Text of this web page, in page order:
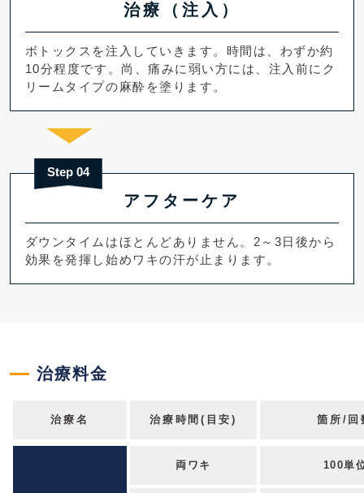
治療（注入）
ボトックスを注入していきます。時間は、わずか約
10分程度です。尚、痛みに弱い方には、注入前にク
リームタイプの麻酔を塗ります。
Step 04
アフターケア
ダウンタイムはほとんどありません。2～3日後から
効果を発揮し始めワキの汗が止まります。
治療料金
治療名 治療時間(目安) 箇所/回
両ワキ 100単